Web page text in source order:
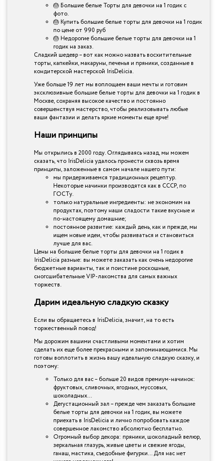
🎂 Большие белые Торты для девочки на 1 годик с
фото.
🎂 Купить большие белые торты для девочки на 1 годик
по цене от 990 руб
🎂 Недорогие большие белые торты для девочки на 1
годик на заказ.
Сладкий шедевр – вот как можно назвать восхитительные
торты, капкейки, макаруны, печенья и пряники, созданные в
кондитерской мастерской IrisDelicia.
Уже больше 19 лет мы воплощаем ваши мечты и готовим
эксклюзивные большие белые торты для девочки на 1 годик в
Москве, сохраняя высокое качество и постоянно
совершенствуя мастерство, чтобы реализовывать любые
ваши фантазии и делать яркие моменты еще ярче!
Наши принципы
Мы открылись в 2000 году. Оглядываясь назад, мы можем
сказать, что IrisDelicia удалось пронести сквозь время
принципы, заложенные в самом начале нашего пути:
мы придерживаемся традиционных рецептур.
Некоторые начинки производятся как в СССР, по
ГОСТу.
только натуральные ингредиенты: не экономим на
продуктах, поэтому наши сладости такие вкусные и
по-настоящему домашние;
постоянное развитие: каждый день, как и прежде, мы
ищем новые идеи, чтобы развиваться и становиться
лучше для вас.
Цены на большие белые торты для девочки на 1 годик в
IrisDelicia разные: вы можете заказать как очень недорогие
бюджетные варианты, так и поистине роскошные,
сногсшибательные VIP-лакомства для самых важных
торжеств.
Дарим идеальную сладкую сказку
Если вы обращаетесь в IrisDelicia, значит, на то есть
торжественный повод!
Мы дорожим вашими счастливыми моментами и хотим
сделать их еще более прекрасными и запоминающимися. Мы
готовы воплотить в жизнь вашу идеальную сладкую сказку, и
поэтому:
Только для вас – больше 20 видов премиум-начинок:
фруктовых, сливочных, ягодных, муссовых,
шоколадных…
Дегустационный зал – прежде чем заказать большие
белые торты для девочки на 1 годик, вы можете
приехать в IrisDelicia и лично попробовать каждое
совершенное лакомство абсолютно бесплатно.
Огромный выбор декора: пряники, шоколадный велюр,
зеркальная глазурь, живые цветы и свежие ягоды,
ганаш, мастика, съедобные фигурки… Для нас нет